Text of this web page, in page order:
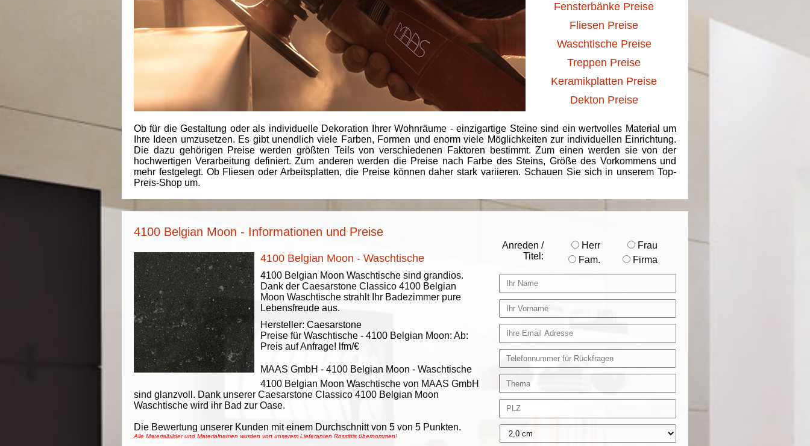
Fensterbänke Preise
Fliesen Preise
Waschtische Preise
Treppen Preise
Keramikplatten Preise
Dekton Preise
Ob für die Gestaltung oder als individuelle Dekoration Ihrer Wohnräume - einzigartige Steine sind ein wertvolles Material um
Ihre Ideen umzusetzen. Es gibt unendlich viele Farben, Formen und enorm viele Möglichkeiten zur individuellen Einrichtung.
Die dazu gehörigen Preise werden größten Teils von verschiedenen Faktoren bestimmt. Zum einen werden sie von der
hochwertigen Verarbeitung definiert. Zum anderen werden die Preise nach Farbe des Steins, Größe des Vorkommens und
mehr festgelegt. Ob Fliesen oder Arbeitsplatten, die Preise können daher stark variieren. Schauen Sie sich in unserem Top-
Preis-Shop um.
4100 Belgian Moon - Informationen und Preise
4100 Belgian Moon - Waschtische
4100 Belgian Moon Waschtische sind grandios.
Dank der Caesarstone Classico 4100 Belgian
Moon Waschtische strahlt Ihr Badezimmer pure
Lebensfreude aus.
Hersteller: Caesarstone
Preise für Waschtische - 4100 Belgian Moon: Ab:
Preis auf Anfrage! lfm/€
MAAS GmbH - 4100 Belgian Moon - Waschtische
4100 Belgian Moon Waschtische von MAAS GmbH
sind glanzvoll. Dank unserer Caesarstone Classico 4100 Belgian Moon
Waschtische wird ihr Bad zur Oase.
Die Bewertung unserer Kunden mit einem Durchschnitt von 5 von 5 Punkten.
Alle Materialbilder und Materialnamen wurden von unserem Lieferanten Rossittis übernommen!
Anreden /
Titel:
Herr
Frau
Fam.
Firma